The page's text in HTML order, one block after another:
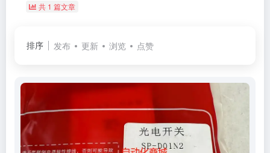
共 1 篇文章
排序 发布 更新 浏览 点赞